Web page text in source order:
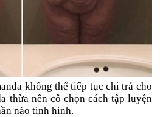
không thể tiếp tục chi trả cho
thừa nên cô chọn cách tập luyện
nào tình hình.